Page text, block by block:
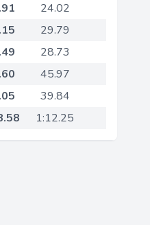
24.02
29.79
28.73
45.97
39.84
1:12.25